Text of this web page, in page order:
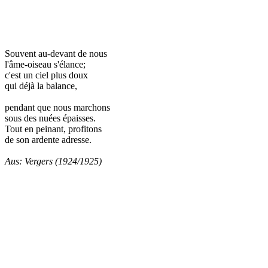
Souvent au-devant de nous
l'âme-oiseau s'élance;
c'est un ciel plus doux
qui déjà la balance,
pendant que nous marchons
sous des nuées épaisses.
Tout en peinant, profitons
de son ardente adresse.
Aus: Vergers (1924/1925)